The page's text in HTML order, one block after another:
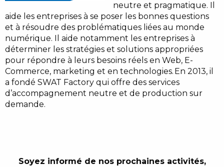
neutre et pragmatique. Il
aide les entreprises à se poser les bonnes questions
et à résoudre des problématiques liées au monde
numérique. Il aide notamment les entreprises à
déterminer les stratégies et solutions appropriées
pour répondre à leurs besoins réels en Web, E-
Commerce, marketing et en technologies. En 2013, il
a fondé SWAT Factory qui offre des services
d’accompagnement neutre et de production sur
demande.
Soyez informé de nos prochaines activités,